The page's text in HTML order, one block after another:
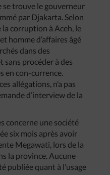
se trouve le gouverneur
par Djakarta. Selon
corruption à Aceh, le
homme d’affaires âgé
dans des
sans procéder à des
en con-currence.
allégations, n’a pas
d’interview de la
concerne une société
six mois après avoir
Megawati, lors de la
la province. Aucune
publiée quant à l’usage